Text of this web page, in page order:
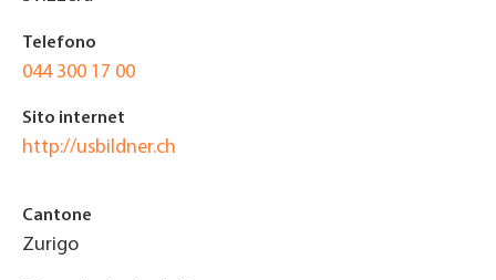
Telefono
044 300 17 00
Sito internet
http://usbildner.ch
Cantone
Zurigo